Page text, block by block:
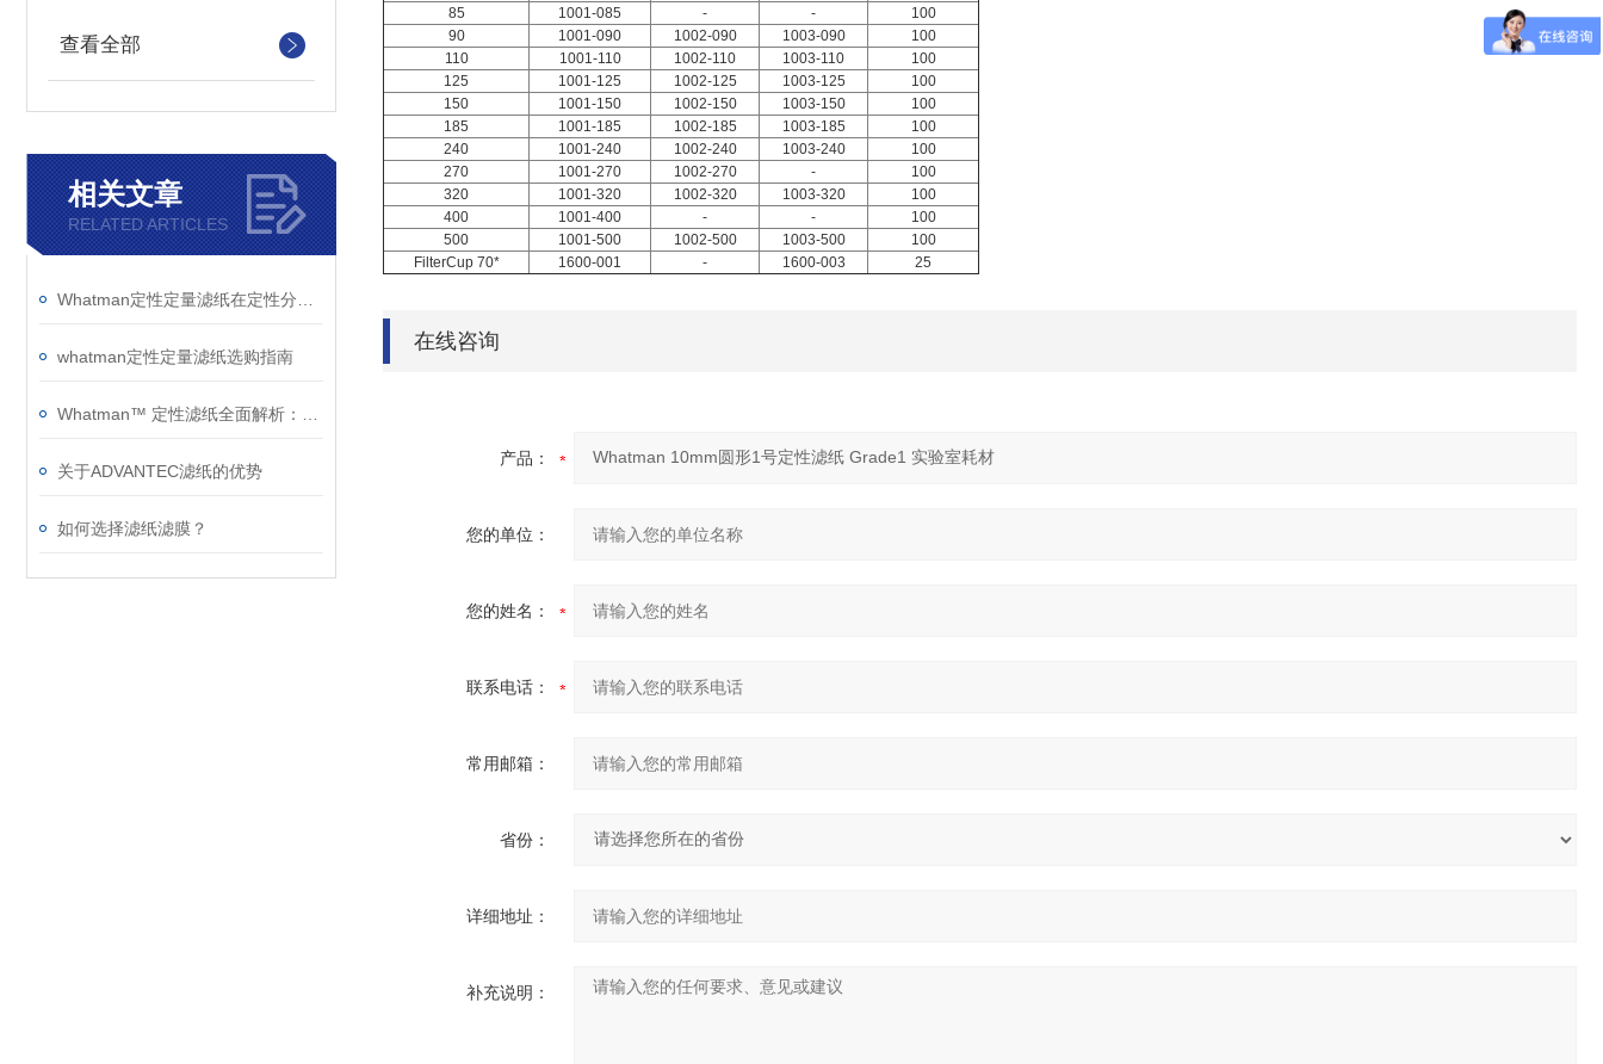
查看全部
相关文章
RELATED ARTICLES
whatman定性定量滤纸选购指南
关于ADVANTEC滤纸的优势
如何选择滤纸滤膜？
85
1001-085 - -
100
90
1001-090 1002-090 1003-090
100
110
1001-110 1002-110 1003-110
100
125
1001-125 1002-125 1003-125
100
150
1001-150 1002-150 1003-150
100
185
1001-185 1002-185 1003-185
100
240
1001-240 1002-240 1003-240
100
270
1001-270 1002-270 -
100
320
1001-320 1002-320 1003-320
100
400
1001-400 - -
100
500
1001-500 1002-500 1003-500
100
FilterCup 70*
1600-001 - 1600-003 25
在线咨询
产品：
您的单位：
您的姓名：
联系电话：
常用邮箱：
省份：
详细地址：
补充说明：